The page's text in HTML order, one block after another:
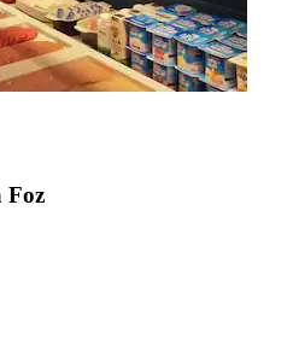
Foz